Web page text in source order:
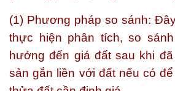
(1) Phương pháp so sánh:
thực hiện phân tích, so
hưởng đến giá đất sau khi
sản gắn liền với đất nếu có